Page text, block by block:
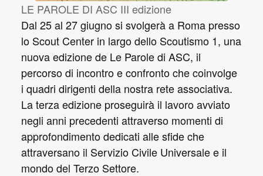
LE PAROLE DI ASC III edizione
Dal 25 al 27 giugno si svolgerà a Roma presso
lo Scout Center in largo dello Scoutismo 1, una
nuova edizione de Le Parole di ASC, il
percorso di incontro e confronto che coinvolge
i quadri dirigenti della nostra rete associativa.
La terza edizione proseguirà il lavoro avviato
negli anni precedenti attraverso momenti di
approfondimento dedicati alle sfide che
attraversano il Servizio Civile Universale e il
mondo del Terzo Settore.